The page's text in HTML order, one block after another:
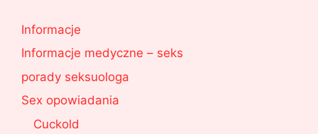
Informacje
Informacje medyczne – seks
porady seksuologa
Sex opowiadania
Cuckold